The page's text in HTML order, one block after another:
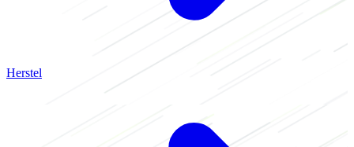
Herstel